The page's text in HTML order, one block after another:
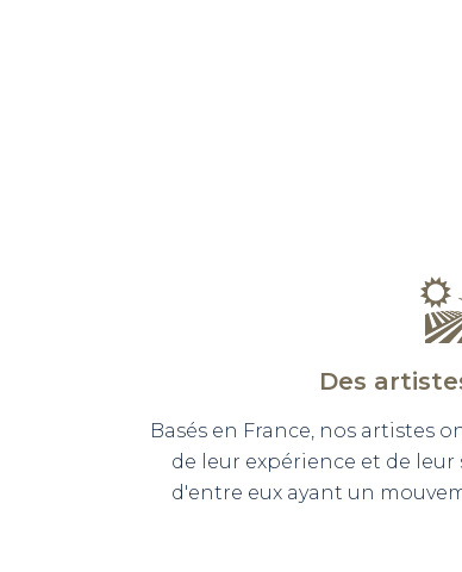
Des
Basés en France, nos artistes
de leur expérience et de
d'entre eux ayant un